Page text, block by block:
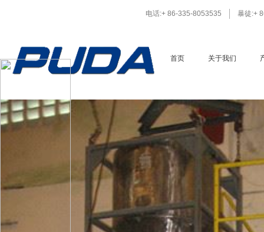
电话:+ 86-335-8053535 暴徒:+
首页 关于我们